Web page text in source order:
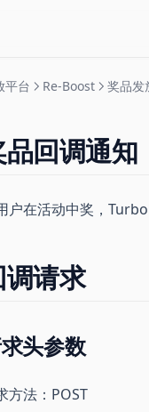
平台 Re-Boost 奖品发
回调通知
户在活动中奖，
调请求
头参数
方法：POST